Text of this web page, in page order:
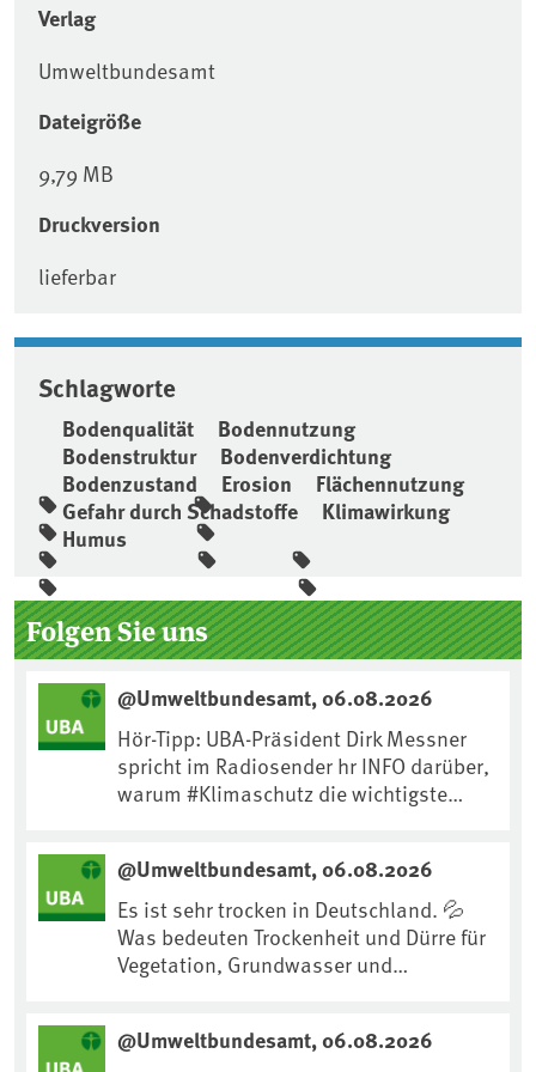
Verlag
Umweltbundesamt
Dateigröße
9,79 MB
Druckversion
lieferbar
Schlagworte
Bodenqualität
Bodennutzung
Bodenstruktur
Bodenverdichtung
Bodenzustand
Erosion
Flächennutzung
Gefahr durch Schadstoffe
Klimawirkung
Humus
Seitenleiste
Folgen Sie uns
@Umweltbundesamt, 06.08.2026
Hör-Tipp: UBA-Präsident Dirk Messner
spricht im Radiosender hr INFO darüber,
warum #Klimaschutz die wichtigste
https://www.ardsounds.de/episode/urn
:ard:episode:0e7cf1c4b819c26d/
@Umweltbundesamt, 06.08.2026
Es ist sehr trocken in Deutschland. 💦
Was bedeuten Trockenheit und Dürre für
Vegetation, Grundwasser und
anpassen?🤔Antworten auf diese und
@Umweltbundesamt, 06.08.2026